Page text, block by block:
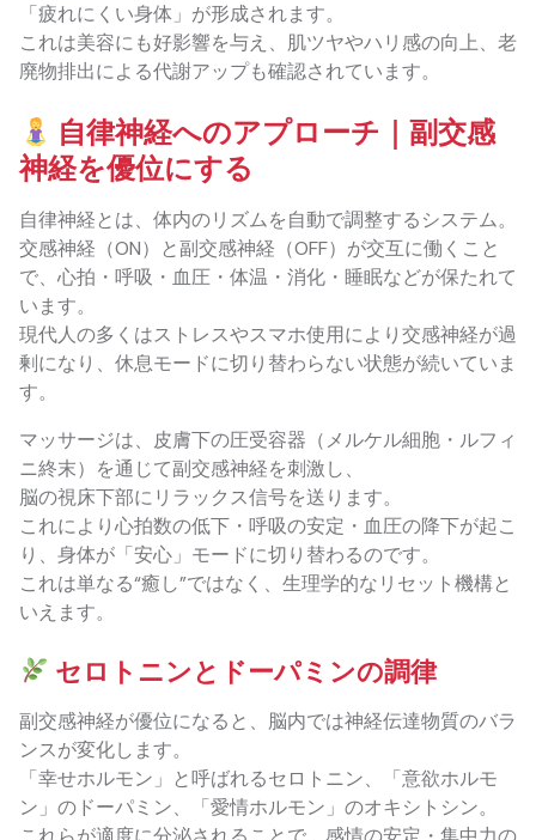
「疲れにくい身体」が形成されます。
これは美容にも好影響を与え、肌ツヤやハリ感の向上、老
廃物排出による代謝アップも確認されています。
自律神経へのアプローチ｜副交感
神経を優位にする
自律神経とは、体内のリズムを自動で調整するシステム。
交感神経（ON）と副交感神経（OFF）が交互に働くこと
で、心拍・呼吸・血圧・体温・消化・睡眠などが保たれて
います。
現代人の多くはストレスやスマホ使用により交感神経が過
剰になり、休息モードに切り替わらない状態が続いていま
す。
マッサージは、皮膚下の圧受容器（メルケル細胞・ルフィ
ニ終末）を通じて副交感神経を刺激し、
脳の視床下部にリラックス信号を送ります。
これにより心拍数の低下・呼吸の安定・血圧の降下が起こ
り、身体が「安心」モードに切り替わるのです。
これは単なる“癒し”ではなく、生理学的なリセット機構と
いえます。
セロトニンとドーパミンの調律
副交感神経が優位になると、脳内では神経伝達物質のバラ
ンスが変化します。
「幸せホルモン」と呼ばれるセロトニン、「意欲ホルモ
ン」のドーパミン、「愛情ホルモン」のオキシトシン。